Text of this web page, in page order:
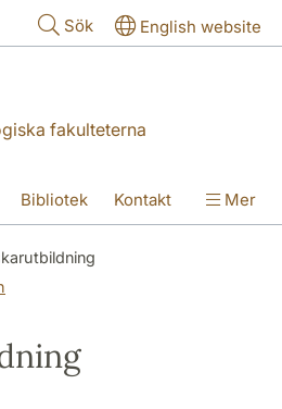
Sök English website
fakulteterna
Bibliotek Kontakt Mer